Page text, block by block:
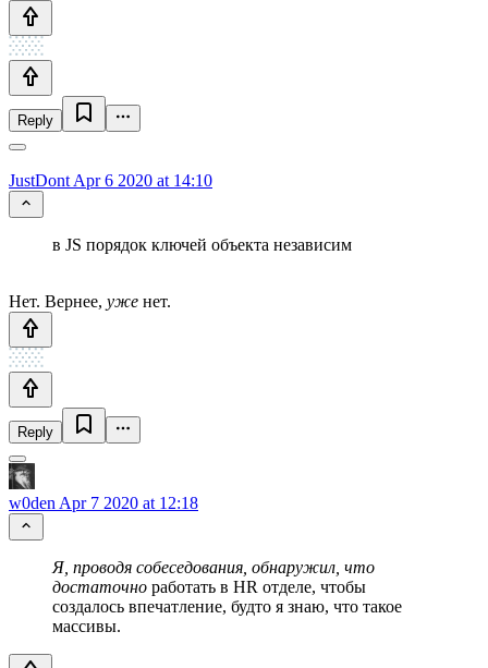
Reply
JustDont Apr 6 2020 at 14:10
в JS порядок ключей объекта независим
Нет. Вернее, уже нет.
Reply
w0den Apr 7 2020 at 12:18
Я, проводя собеседования, обнаружил, что
достаточно работать в HR отделе, чтобы
создалось впечатление, будто я знаю, что такое
массивы.